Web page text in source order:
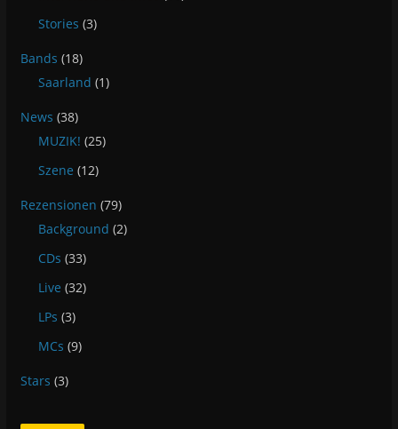
Stories (3)
Bands (18)
Saarland (1)
News (38)
MUZIK! (25)
Szene (12)
Rezensionen (79)
Background (2)
CDs (33)
Live (32)
LPs (3)
MCs (9)
Stars (3)